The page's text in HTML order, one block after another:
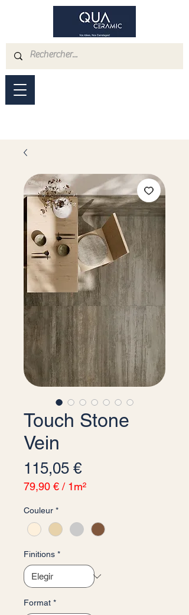
Touch Stone
Vein
115,05 €Precio
79,90 € / 1m²
por
1
Metro
cuadrado
Couleur *
Finitions *
Format *